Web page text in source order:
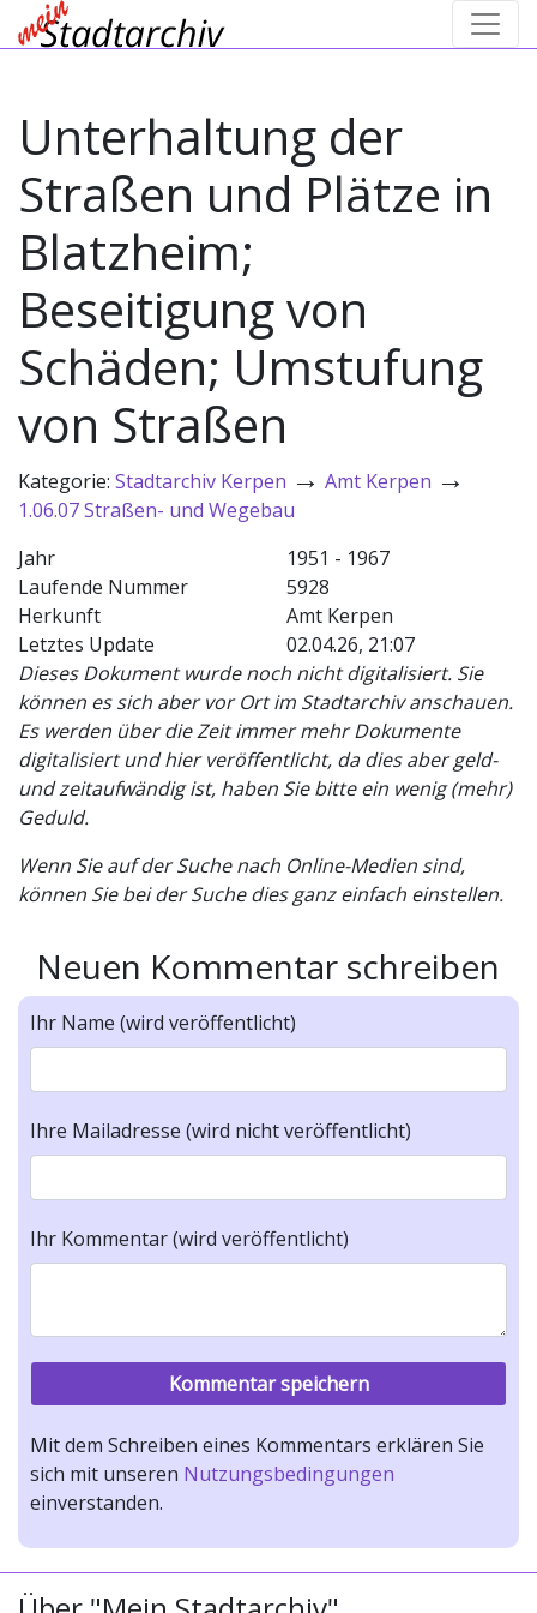
Unterhaltung der
Straßen und Plätze in
Blatzheim;
Beseitigung von
Schäden; Umstufung
von Straßen
Kategorie: Stadtarchiv Kerpen → Amt Kerpen →
1.06.07 Straßen- und Wegebau
Jahr
1951 - 1967
Laufende Nummer
5928
Herkunft
Amt Kerpen
Letztes Update
02.04.26, 21:07
Dieses Dokument wurde noch nicht digitalisiert. Sie
können es sich aber vor Ort im Stadtarchiv anschauen.
Es werden über die Zeit immer mehr Dokumente
digitalisiert und hier veröffentlicht, da dies aber geld-
und zeitaufwändig ist, haben Sie bitte ein wenig (mehr)
Geduld.
Wenn Sie auf der Suche nach Online-Medien sind,
können Sie bei der Suche dies ganz einfach einstellen.
Neuen Kommentar schreiben
Ihr Name (wird veröffentlicht)
Ihre Mailadresse (wird nicht veröffentlicht)
Ihr Kommentar (wird veröffentlicht)
Mit dem Schreiben eines Kommentars erklären Sie
sich mit unseren Nutzungsbedingungen
einverstanden.